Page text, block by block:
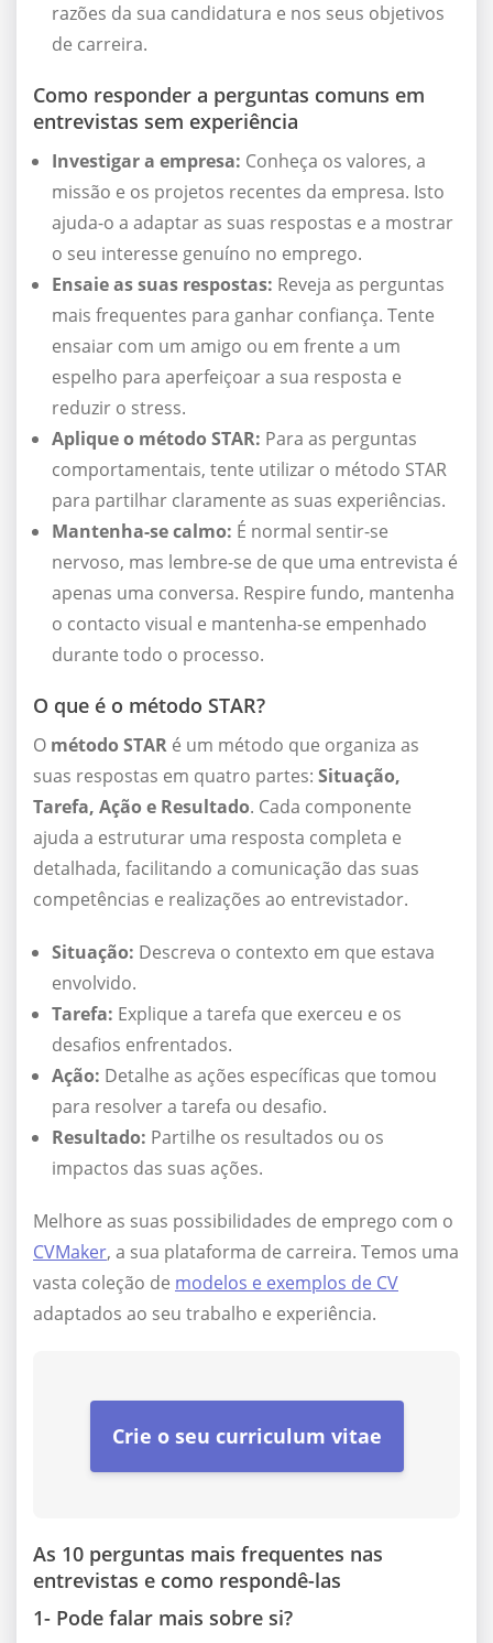
razões da sua candidatura e nos seus objetivos
de carreira.
Como responder a perguntas comuns em
entrevistas sem experiência
Investigar a empresa: Conheça os valores, a
missão e os projetos recentes da empresa. Isto
ajuda-o a adaptar as suas respostas e a mostrar
o seu interesse genuíno no emprego.
Ensaie as suas respostas: Reveja as perguntas
mais frequentes para ganhar confiança. Tente
ensaiar com um amigo ou em frente a um
espelho para aperfeiçoar a sua resposta e
reduzir o stress.
Aplique o método STAR: Para as perguntas
comportamentais, tente utilizar o método STAR
para partilhar claramente as suas experiências.
Mantenha-se calmo: É normal sentir-se
nervoso, mas lembre-se de que uma entrevista é
apenas uma conversa. Respire fundo, mantenha
o contacto visual e mantenha-se empenhado
durante todo o processo.
O que é o método STAR?
O métodoSTAR é um método que organiza as
suas respostas em quatro partes: Situação,
Tarefa, Ação e Resultado. Cada componente
ajuda a estruturar uma resposta completa e
detalhada, facilitando a comunicação das suas
competências e realizações ao entrevistador.
Situação: Descreva o contexto em que estava
envolvido.
Tarefa: Explique a tarefa que exerceu e os
desafios enfrentados.
Ação: Detalhe as ações específicas que tomou
para resolver a tarefa ou desafio.
Resultado: Partilhe os resultados ou os
impactos das suas ações.
Melhore as suas possibilidades de emprego com o
CVMaker, a sua plataforma de carreira. Temos uma
vasta coleção de modelos e exemplos de CV
adaptados ao seu trabalho e experiência.
Crie o seu curriculum vitae
As 10 perguntas mais frequentes nas
entrevistas e como respondê-las
1- Pode falar mais sobre si?